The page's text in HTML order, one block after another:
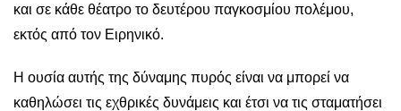
και σε κάθε θέατρο το δευτέρου παγκοσμίου πολέμου,
εκτός από τον Ειρηνικό.
H ουσία αυτής της δύναμης πυρός είναι να μπορεί να
καθηλώσει τις εχθρικές δυνάμεις και έτσι να τις σταματήσει